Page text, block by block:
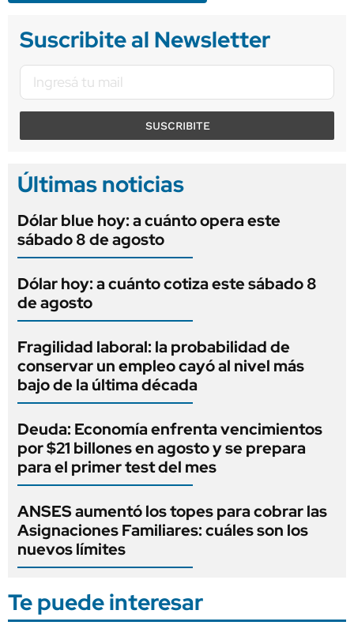
Suscribite al Newsletter
SUSCRIBITE
Últimas noticias
Dólar blue hoy: a cuánto opera este
sábado 8 de agosto
Dólar hoy: a cuánto cotiza este sábado 8
de agosto
Fragilidad laboral: la probabilidad de
conservar un empleo cayó al nivel más
bajo de la última década
Deuda: Economía enfrenta vencimientos
por $21 billones en agosto y se prepara
para el primer test del mes
ANSES aumentó los topes para cobrar las
Asignaciones Familiares: cuáles son los
nuevos límites
Te puede interesar